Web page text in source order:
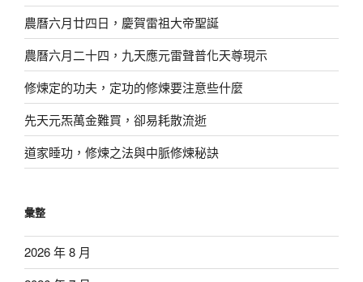
農曆六月廿四日，慶賀雷祖大帝聖誕
農曆六月二十四，九天應元雷聲普化天尊現示
修煉定的功夫，定功的修煉要注意些什麼
先天元炁萬金難買，卻易耗散流逝
道家睡功，修煉之法與中脈修煉秘訣
彙整
2026 年 8 月